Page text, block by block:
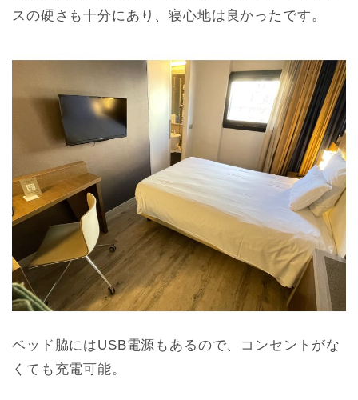
スの硬さも十分にあり、寝心地は良かったです。
ベッド脇にはUSB電源もあるので、コンセントがな
くても充電可能。